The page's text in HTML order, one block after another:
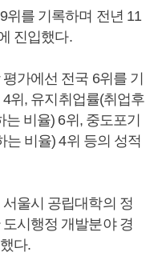
위를 기록하며 전년 11
진입했다.
가에선 전국 6위를 기
위, 유지취업률(취업후
비율) 6위, 중도포기
는 비율) 4위 등의 성적
울시 공립대학의 정
시행정 개발분야 경
다.